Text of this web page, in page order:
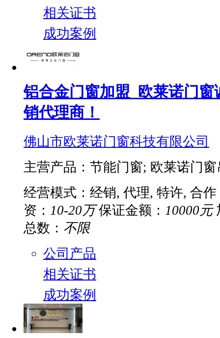
相关证书
成功案例
铝合金门窗加盟_欧莱诺门
销代理商！
佛山市欧莱诺门窗科技有限公司
主营产品：节能门窗; 欧莱诺门
经营模式：经销, 代理, 特许, 合作
资： 10-20万 保证金额： 10000元
总数： 不限
公司产品
相关证书
成功案例